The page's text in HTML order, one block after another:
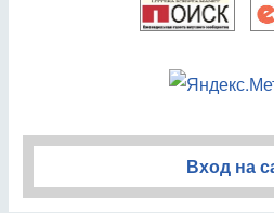
Вход на